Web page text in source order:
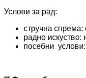
Услови за рад:
стручна
радно искуство:
посебни